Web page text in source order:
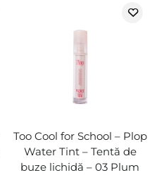
Too Cool for School – Plop
Water Tint – Tentă de
buze lichidă – 03 Plum